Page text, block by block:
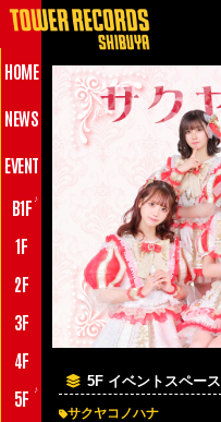
HOME
NEWS
EVENT
B1F ♪
1F
2F
3F
4F
5F
♪ 5F イベントスペース
サクヤコノハナ